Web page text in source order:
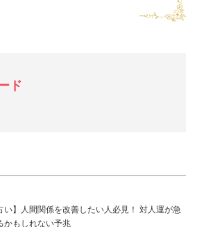
ド
い】人間関係を改善したい人必見！ 対人運が急
かもしれない予兆